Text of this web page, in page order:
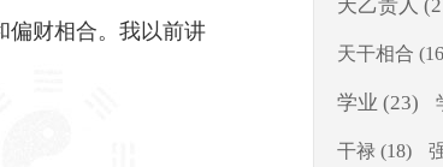
偏财相合。我以前讲
天乙贵人
天干相合
学业 (23)
干禄 (18)